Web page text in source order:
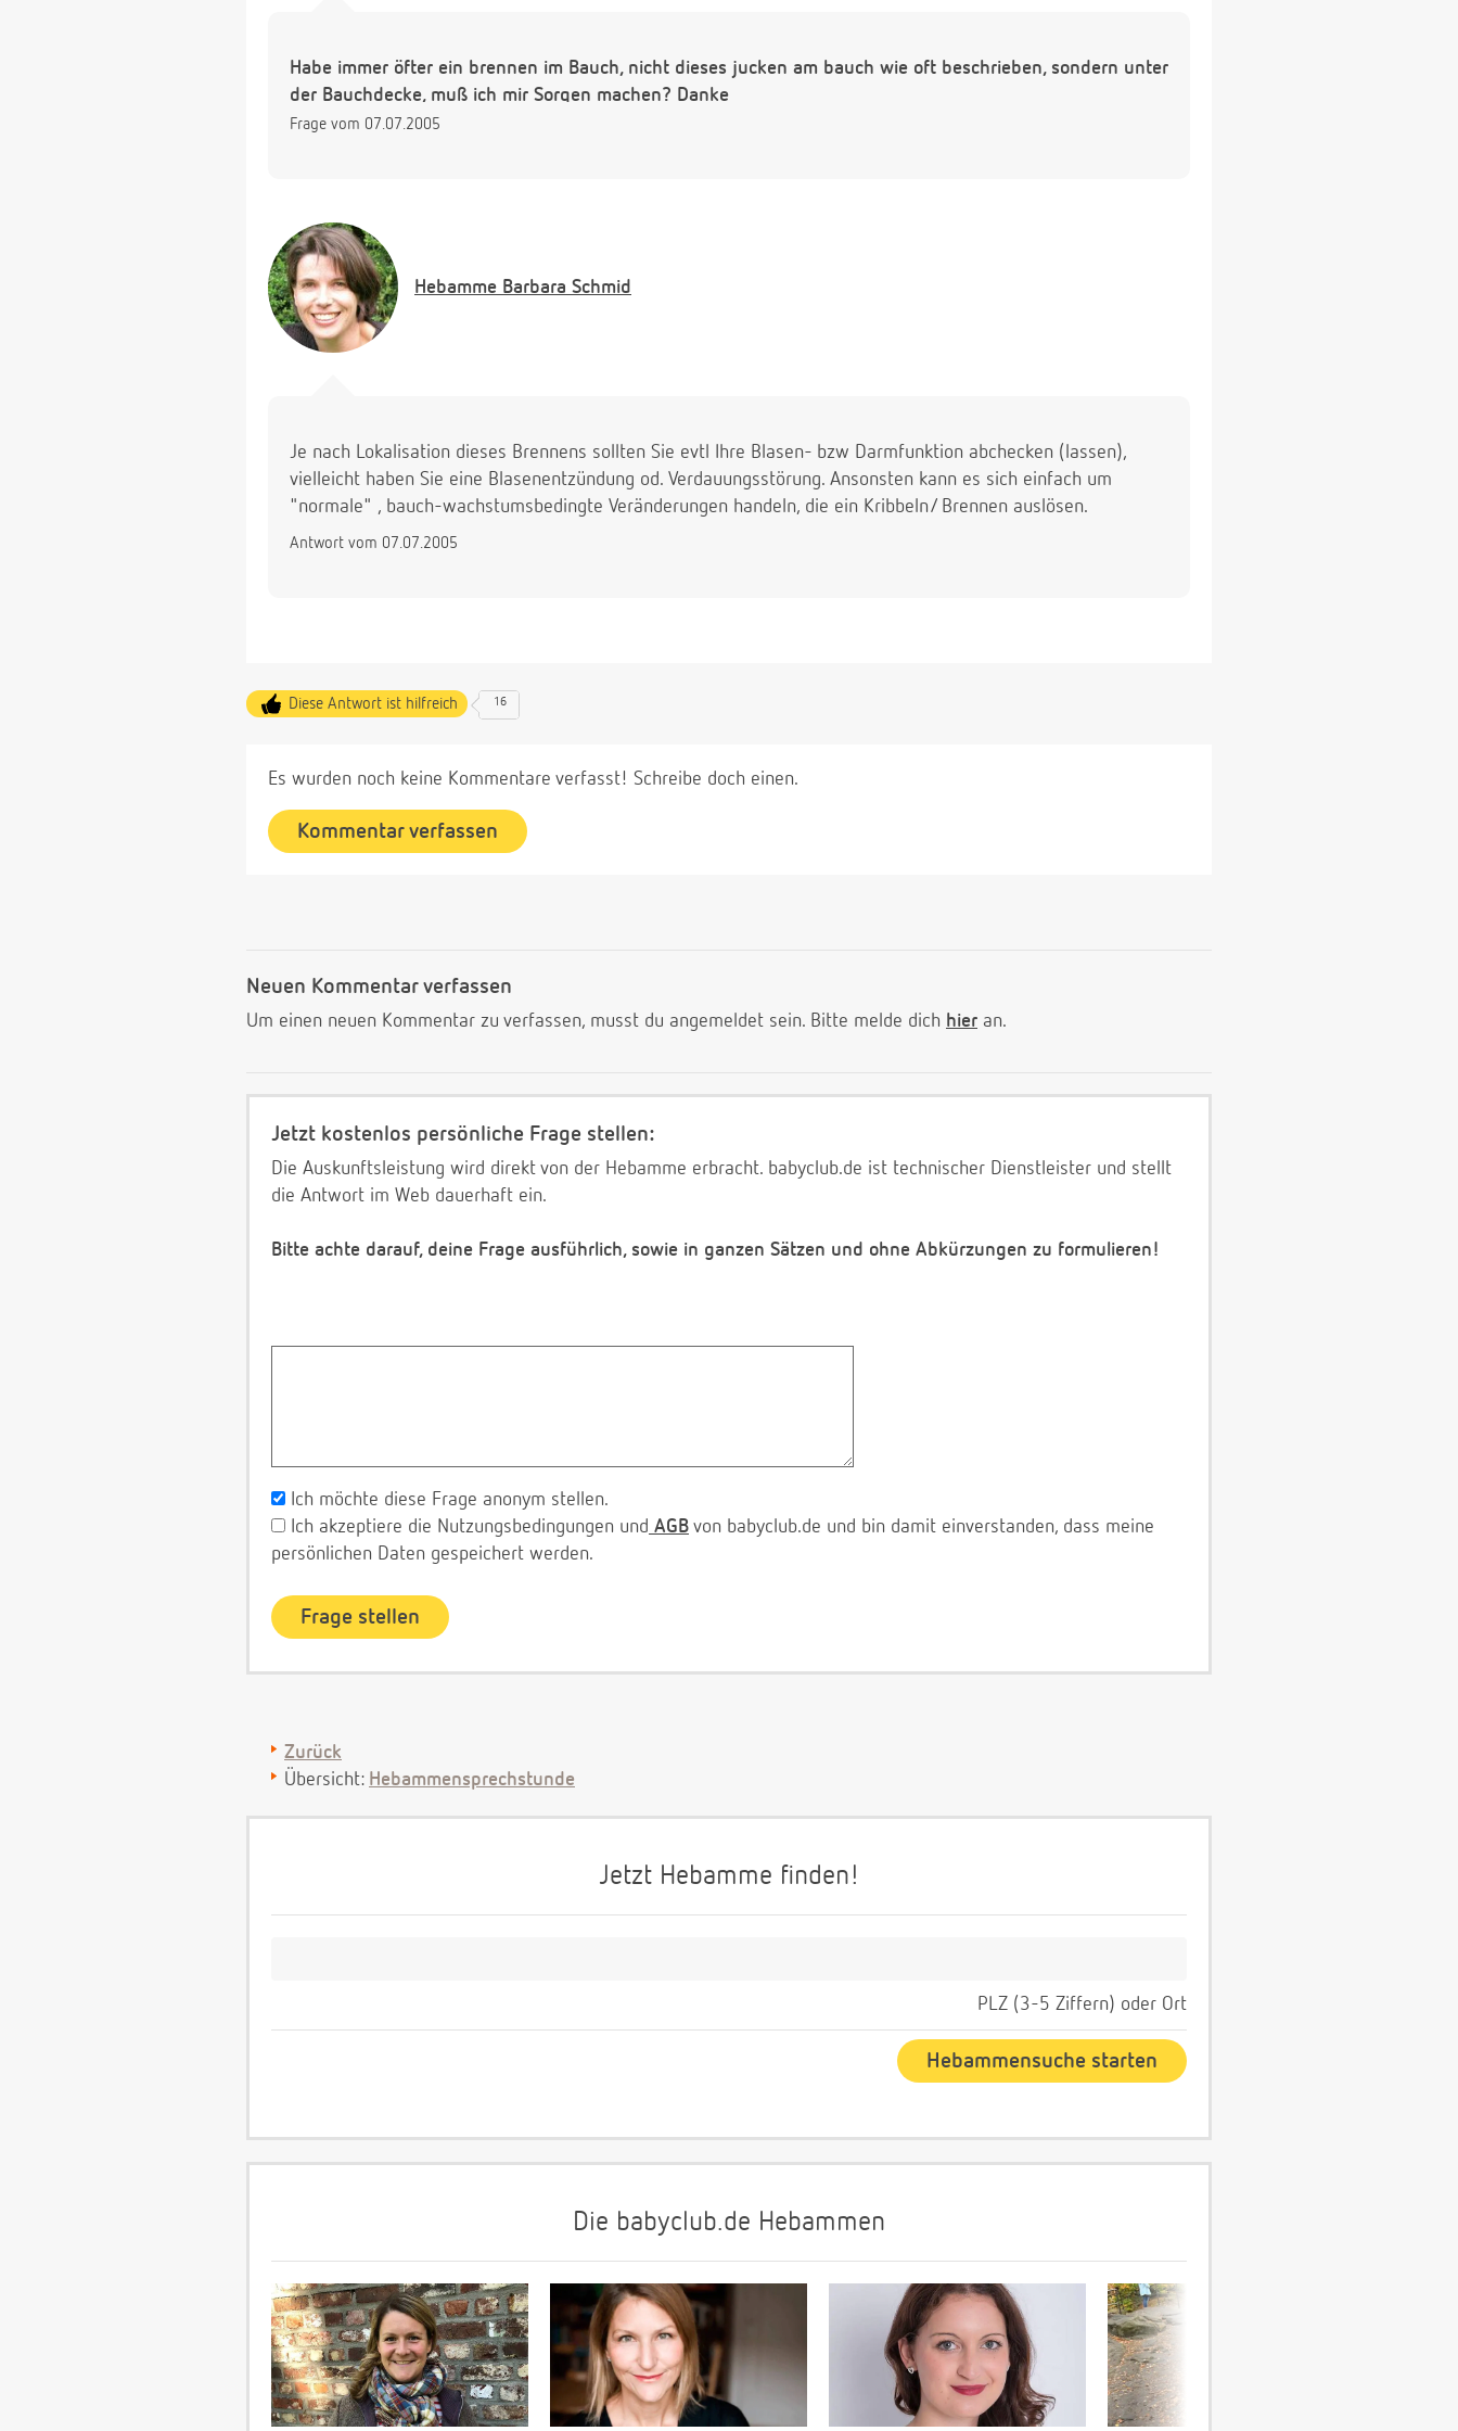
Habe immer öfter ein brennen im Bauch, nicht dieses jucken am bauch wie oft beschrieben, sondern unter
der Bauchdecke, muß ich mir Sorgen machen? Danke
Frage vom 07.07.2005
Hebamme Barbara Schmid
Je nach Lokalisation dieses Brennens sollten Sie evtl Ihre Blasen- bzw Darmfunktion abchecken (lassen),
vielleicht haben Sie eine Blasenentzündung od. Verdauungsstörung. Ansonsten kann es sich einfach um
"normale" , bauch-wachstumsbedingte Veränderungen handeln, die ein Kribbeln/ Brennen auslösen.
Antwort vom 07.07.2005
Diese Antwort ist hilfreich 16
Es wurden noch keine Kommentare verfasst! Schreibe doch einen.
Kommentar verfassen
Neuen Kommentar verfassen
Um einen neuen Kommentar zu verfassen, musst du angemeldet sein. Bitte melde dich hier an.
Jetzt kostenlos persönliche Frage stellen:
Die Auskunftsleistung wird direkt von der Hebamme erbracht. babyclub.de ist technischer Dienstleister und stellt
die Antwort im Web dauerhaft ein.
Bitte achte darauf, deine Frage ausführlich, sowie in ganzen Sätzen und ohne Abkürzungen zu formulieren!
Ich möchte diese Frage anonym stellen.
Ich akzeptiere die Nutzungsbedingungen und AGB von babyclub.de und bin damit einverstanden, dass meine
persönlichen Daten gespeichert werden.
Zurück
Übersicht: Hebammensprechstunde
Jetzt Hebamme finden!
PLZ (3-5 Ziffern) oder Ort
Die babyclub.de Hebammen